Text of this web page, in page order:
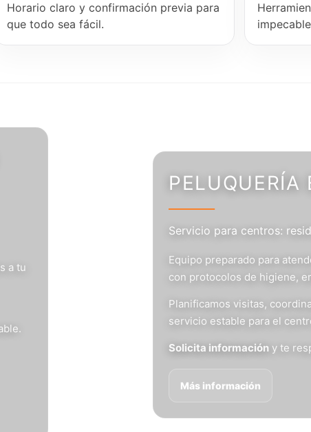
Horario claro y confirmación previa para
que todo sea fácil.
a tu
PELUQUERÍA
Servicio para centros:
Equipo preparado para
con protocolos de higiene,
Planificamos visitas,
servicio estable para el
Solicita información y te
Más información